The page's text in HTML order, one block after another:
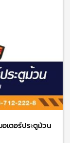
เตอร์ประตูม้วน